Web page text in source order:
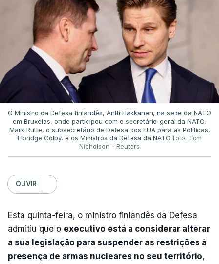
O Ministro da Defesa finlandês, Antti Hakkanen, na sede da NATO
em Bruxelas, onde participou com o secretário-geral da NATO,
Mark Rutte, o subsecretário de Defesa dos EUA para as Políticas,
Elbridge Colby, e os Ministros da Defesa da NATO Foto: Tom
Nicholson - Reuters
OUVIR
Esta quinta-feira, o ministro finlandês da Defesa
admitiu que o executivo está a considerar alterar
a sua legislação para suspender as restrições à
presença de armas nucleares no seu território,